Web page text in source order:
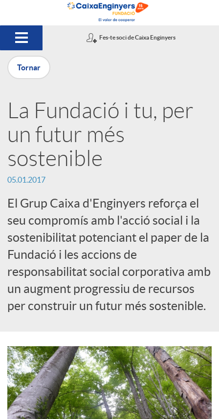
Fes-te soci de Caixa Enginyers
u
b
l
i
c
a
d
o
r
d
Tornar
La Fundació i tu, per
un futur més
sostenible
05.01.2017
El Grup Caixa d'Enginyers reforça el
seu compromís amb l'acció social i la
sostenibilitat potenciant el paper de la
Fundació i les accions de
responsabilitat social corporativa amb
un augment progressiu de recursos
per construir un futur més sostenible.